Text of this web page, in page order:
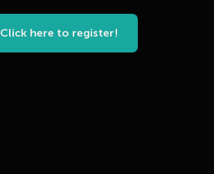
Click here to register!